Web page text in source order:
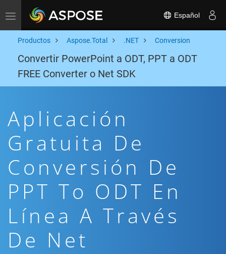
Toggle navigation Español
Productos Aspose.Total .NET Conversion
Convertir PowerPoint a ODT, PPT a ODT
FREE Converter o Net SDK
Aplicación
Gratuita De
Conversión De
PPT To ODT En
Línea A Través
De Net